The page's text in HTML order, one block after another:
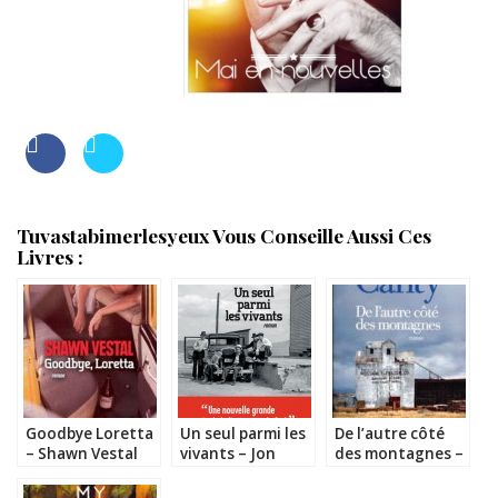
Tuvastabimerlesyeux Vous Conseille Aussi Ces
Livres :
Goodbye Loretta
– Shawn Vestal
Un seul parmi les
vivants – Jon
De l’autre côté
des montagnes –